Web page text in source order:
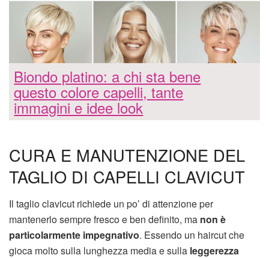
Biondo platino: a chi sta bene
questo colore capelli, tante
immagini e idee look
CURA E MANUTENZIONE DEL
TAGLIO DI CAPELLI CLAVICUT
Il taglio clavicut richiede un po’ di attenzione per
mantenerlo sempre fresco e ben definito, ma non è
particolarmente impegnativo. Essendo un haircut che
gioca molto sulla lunghezza media e sulla leggerezza